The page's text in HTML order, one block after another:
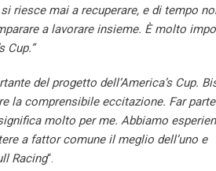
riesce mai a recuperare, e di tempo
a lavorare insieme. È molto
Cup.”
del progetto dell’America’s Cup.
la comprensibile eccitazione. Far
molto per me. Abbiamo
a fattor comune il meglio dell’uno e
Racing“.